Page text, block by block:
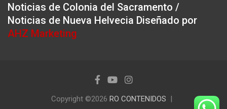
Noticias de Colonia del Sacramento /
Noticias de Nueva Helvecia Diseñado por
AHZ Marketing
Copyright ©2026 RO CONTENIDOS